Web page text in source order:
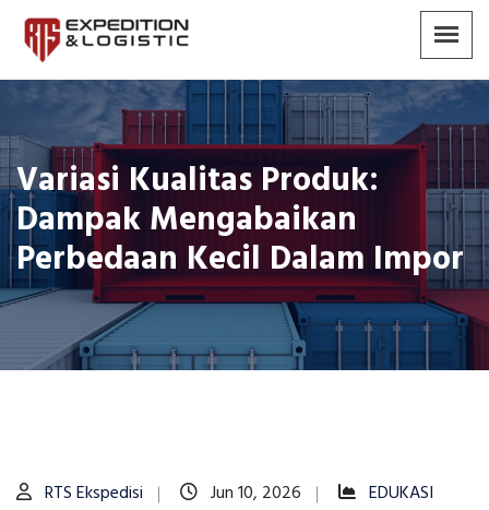
Variasi Kualitas Produk:
Dampak Mengabaikan
Perbedaan Kecil Dalam Impor
RTS Ekspedisi Jun 10, 2026
EDUKASI